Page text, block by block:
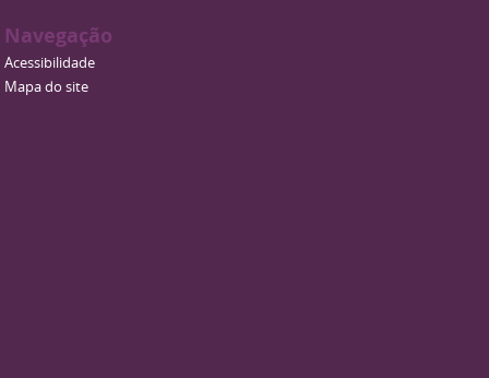
Navegação
Acessibilidade
Mapa do site